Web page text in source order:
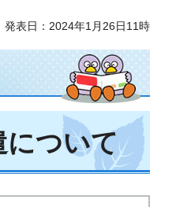
発表日：2024年1月26日11時
ついて